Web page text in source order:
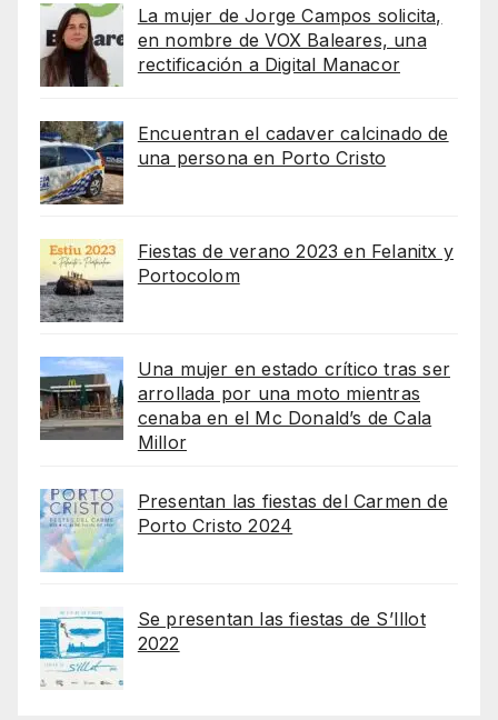
La mujer de Jorge Campos solicita,
en nombre de VOX Baleares, una
rectificación a Digital Manacor
Encuentran el cadaver calcinado de
una persona en Porto Cristo
Fiestas de verano 2023 en Felanitx y
Portocolom
Una mujer en estado crítico tras ser
arrollada por una moto mientras
cenaba en el Mc Donald’s de Cala
Millor
Presentan las fiestas del Carmen de
Porto Cristo 2024
Se presentan las fiestas de S’Illot
2022